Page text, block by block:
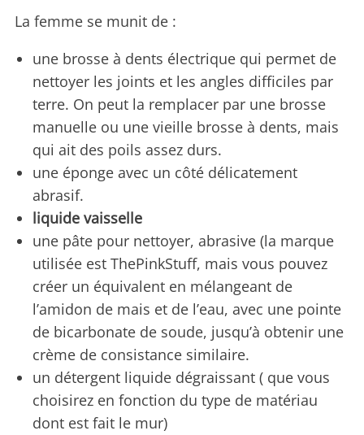
La femme se munit de :
une brosse à dents électrique qui permet de
nettoyer les joints et les angles difficiles par
terre. On peut la remplacer par une brosse
manuelle ou une vieille brosse à dents, mais
qui ait des poils assez durs.
une éponge avec un côté délicatement
abrasif.
liquide vaisselle
une pâte pour nettoyer, abrasive (la marque
utilisée est ThePinkStuff, mais vous pouvez
créer un équivalent en mélangeant de
l’amidon de mais et de l’eau, avec une pointe
de bicarbonate de soude, jusqu’à obtenir une
crème de consistance similaire.
un détergent liquide dégraissant ( que vous
choisirez en fonction du type de matériau
dont est fait le mur)